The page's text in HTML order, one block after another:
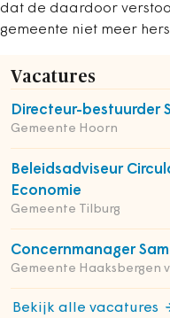
dat de daardoor
gemeente niet meer
Vacatures
Directeur-bestuurder
Gemeente Hoorn
Beleidsadviseur
Economie
Gemeente Tilburg
Concernmanager
Gemeente Haaksbergen
Bekijk alle vacatures